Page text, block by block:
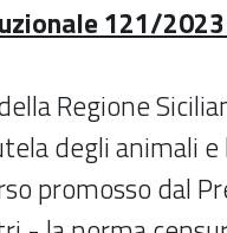
121/
Regione
degli animali
promosso dal